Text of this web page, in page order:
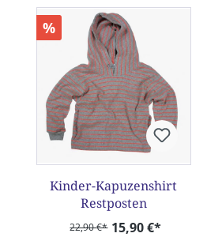
%
Kinder-Kapuzenshirt
Restposten
22,90 €* 15,90 €*